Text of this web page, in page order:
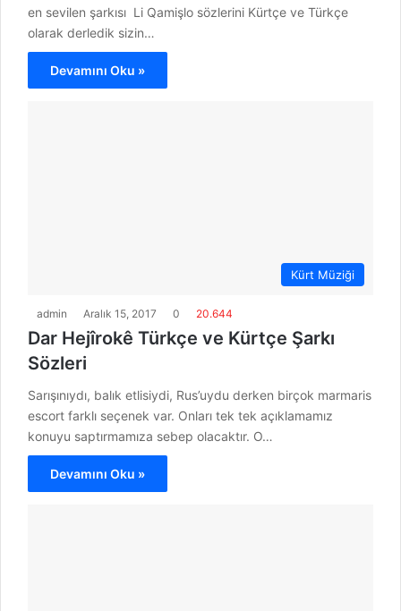
en sevilen şarkısı Li Qamişlo sözlerini Kürtçe ve Türkçe
olarak derledik sizin…
Devamını Oku »
Kürt Müziği
admin Aralık 15, 2017 0 20.644
Dar Hejîrokê Türkçe ve Kürtçe Şarkı
Sözleri
Sarışınıydı, balık etlisiydi, Rus’uydu derken birçok marmaris
escort farklı seçenek var. Onları tek tek açıklamamız
konuyu saptırmamıza sebep olacaktır. O…
Devamını Oku »